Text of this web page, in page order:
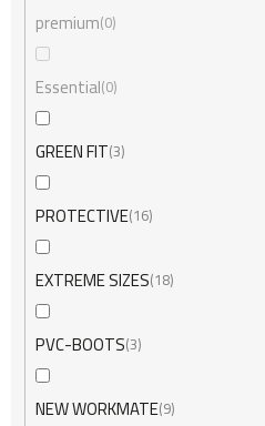
premium 0
Essential 0
GREEN FIT 3
PROTECTIVE 16
EXTREME SIZES 18
PVC-BOOTS 3
NEW WORKMATE 9